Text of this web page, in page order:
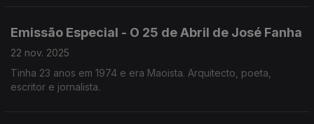
Emissão Especial - O 25 de Abril de José Fanha
22 nov. 2025
Tinha 23 anos em 1974 e era Maoista. Arquitecto, poeta,
escritor e jornalista.